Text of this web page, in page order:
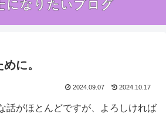
に。
2024.09.07 2024.10.17
話がほとんどですが、よろしければ